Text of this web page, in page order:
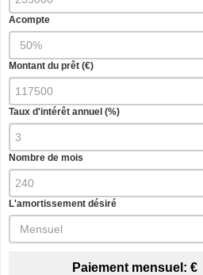
Acompte
50%
Montant du prêt (€)
Taux d'intérêt annuel (%)
Nombre de mois
L'amortissement désiré
Mensuel
Paiement mensuel: €